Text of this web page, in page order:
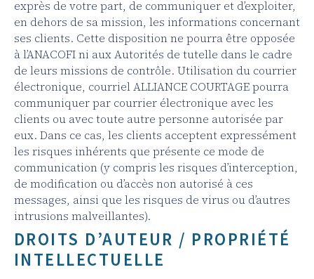
exprès de votre part, de communiquer et d’exploiter,
en dehors de sa mission, les informations concernant
ses clients. Cette disposition ne pourra être opposée
à l’ANACOFI ni aux Autorités de tutelle dans le cadre
de leurs missions de contrôle. Utilisation du courrier
électronique, courriel ALLIANCE COURTAGE pourra
communiquer par courrier électronique avec les
clients ou avec toute autre personne autorisée par
eux. Dans ce cas, les clients acceptent expressément
les risques inhérents que présente ce mode de
communication (y compris les risques d’interception,
de modification ou d’accès non autorisé à ces
messages, ainsi que les risques de virus ou d’autres
intrusions malveillantes).
DROITS D’AUTEUR / PROPRIÉTÉ
INTELLECTUELLE